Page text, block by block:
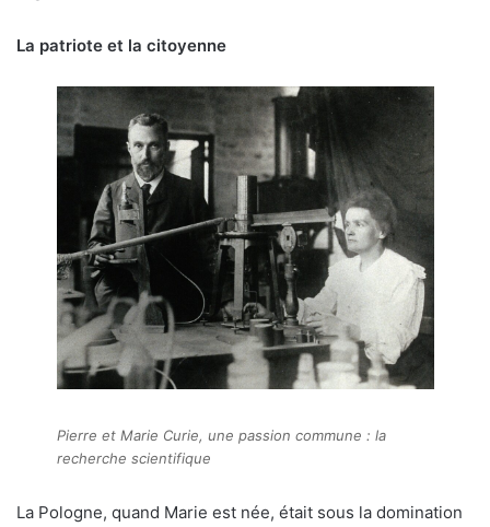
La patriote et la citoyenne
Pierre et Marie Curie, une passion commune : la
recherche scientifique
La Pologne, quand Marie est née, était sous la domination